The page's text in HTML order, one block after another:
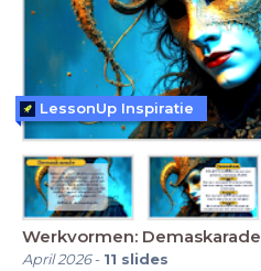
Werkvormen: Demaskarade
April 2026- 11 slides
LessonUp Inspiratie